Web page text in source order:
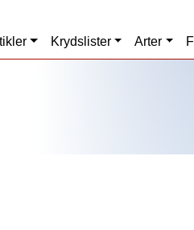
Krydslister Arter